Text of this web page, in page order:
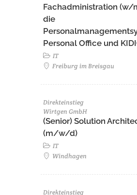
Fachadministration
die
Personal Office und
IT
Freiburg im Breisgau
Direkteinstieg
Wirtgen GmbH
(Senior) Solution
(m/w/d)
IT
Windhagen
Direkteinstieg